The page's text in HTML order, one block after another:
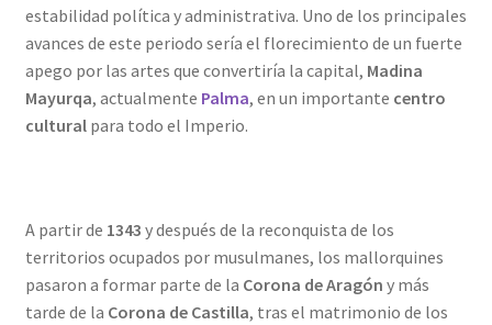
estabilidad política y administrativa. Uno de los principales
avances de este periodo sería el florecimiento de un fuerte
apego por las artes que convertiría la capital, Madina
Mayurqa, actualmente Palma, en un importante centro
cultural para todo el Imperio.
A partir de 1343 y después de la reconquista de los
territorios ocupados por musulmanes, los mallorquines
pasaron a formar parte de la Corona de Aragón y más
tarde de la Corona de Castilla, tras el matrimonio de los